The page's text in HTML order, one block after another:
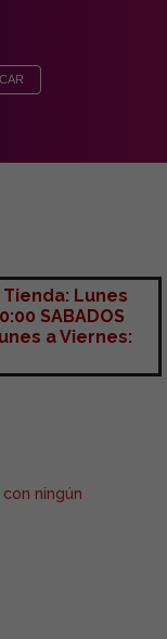
Tienda: Lunes
SABADOS
a Viernes:
ningún